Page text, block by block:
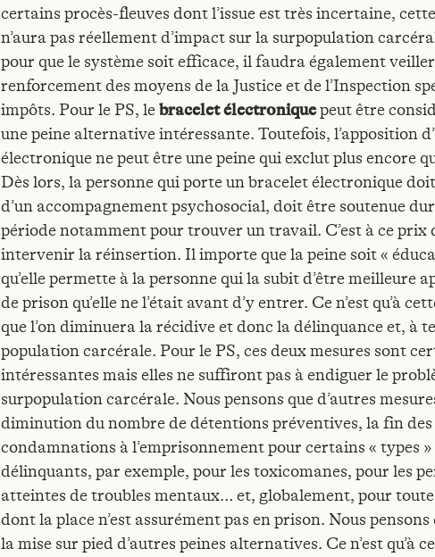
certains procès-fleuves dont l’issue est très incertaine,
n’aura pas réellement d’impact sur la surpopulation
pour que le système soit efficace, il faudra également
renforcement des moyens de la Justice et de l’Inspection
impôts. Pour le PS, lebracelet électroniquepeut être
une peine alternative intéressante. Toutefois, l’apposition
électronique ne peut être une peine qui exclut plus encore
Dès lors, la personne qui porte un bracelet électronique
d’un accompagnement psychosocial, doit être soutenue
période notamment pour trouver un travail. C’est à ce prix
intervenir la réinsertion. Il importe que la peine soit «
qu’elle permette à la personne qui la subit d’être meilleure
de prison qu’elle ne l’était avant d’y entrer. Ce n’est qu’à
que l’on diminuera la récidive et donc la délinquance et, à
population carcérale. Pour le PS, ces deux mesures sont
intéressantes mais elles ne suffiront pas à endiguer le
surpopulation carcérale. Nous pensons que d’autres
diminution du nombre de détentions préventives, la fin des
condamnations à l’emprisonnement pour certains « types »
délinquants, par exemple, pour les toxicomanes, pour les
atteintes de troubles mentaux… et, globalement, pour
dont la place n’est assurément pas en prison. Nous
la mise sur pied d’autres peines alternatives. Ce n’est qu’à